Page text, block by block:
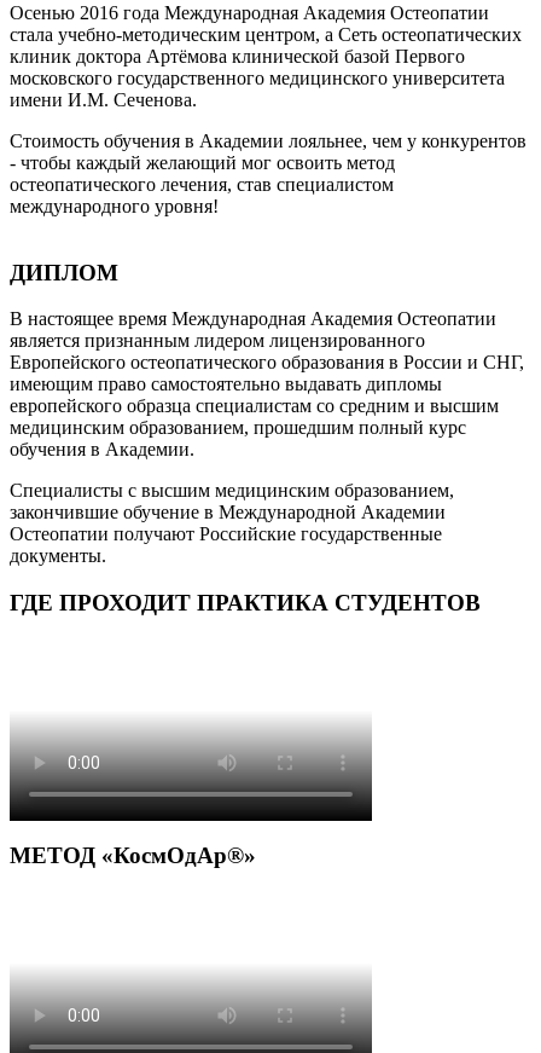
Осенью 2016 года Международная Академия Остеопатии
стала учебно-методическим центром, а Сеть остеопатических
клиник доктора Артёмова клинической базой Первого
московского государственного медицинского университета
имени И.М. Сеченова.
Стоимость обучения в Академии лояльнее, чем у конкурентов
- чтобы каждый желающий мог освоить метод
остеопатического лечения, став специалистом
международного уровня!
ДИПЛОМ
В настоящее время Международная Академия Остеопатии
является признанным лидером лицензированного
Европейского остеопатического образования в России и СНГ,
имеющим право самостоятельно выдавать дипломы
европейского образца специалистам со средним и высшим
медицинским образованием, прошедшим полный курс
обучения в Академии.
Специалисты с высшим медицинским образованием,
закончившие обучение в Международной Академии
Остеопатии получают Российские государственные
документы.
ГДЕ ПРОХОДИТ ПРАКТИКА СТУДЕНТОВ
МЕТОД «КосмОдАр®»